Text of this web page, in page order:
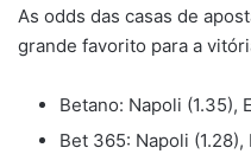
As odds das casas de
grande favorito para a
Betano: Napoli (1.35),
Bet 365: Napoli (1.28),